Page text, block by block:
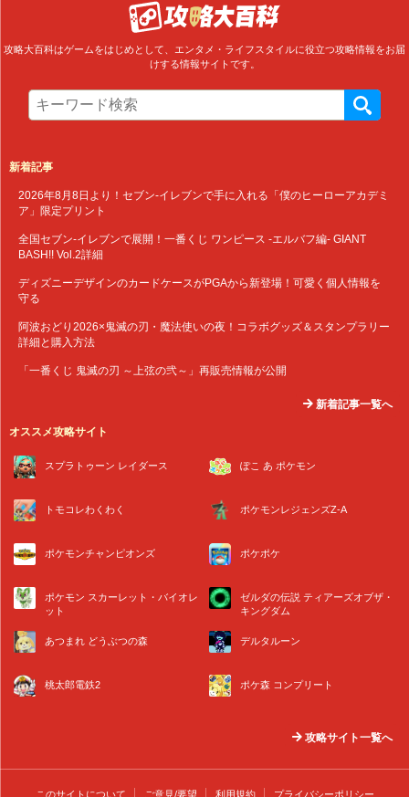
攻略大百科はゲームをはじめとして、エンタメ・ライフスタイルに役立つ攻略情報をお届
けする情報サイトです。
新着記事
2026年8月8日より！セブン‐イレブンで手に入れる「僕のヒーローアカデミ
ア」限定プリント
全国セブン‐イレブンで展開！一番くじ ワンピース -エルバフ編- GIANT
BASH!! Vol.2詳細
ディズニーデザインのカードケースがPGAから新登場！可愛く個人情報を
守る
阿波おどり2026×鬼滅の刃・魔法使いの夜！コラボグッズ＆スタンプラリー
詳細と購入方法
「一番くじ 鬼滅の刃 ～上弦の弐～」再販売情報が公開
新着記事一覧へ
オススメ攻略サイト
スプラトゥーン レイダース ぽこ あ ポケモン
トモコレわくわく ポケモンレジェンズZ-A
ポケモンチャンピオンズ ポケポケ
ポケモン スカーレット・バイオレ
ット
ゼルダの伝説 ティアーズオブザ・
キングダム
あつまれ どうぶつの森 デルタルーン
桃太郎電鉄2 ポケ森 コンプリート
攻略サイト一覧へ
このサイトについて ご意見/要望 利用規約 プライバシーポリシー